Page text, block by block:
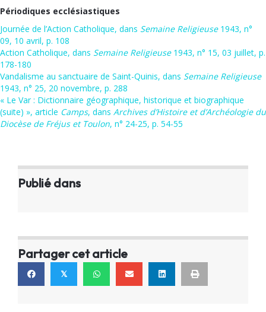
Périodiques ecclésiastiques
Journée de l’Action Catholique, dans Semaine Religieuse1943, n°
09, 10 avril, p. 108
Action Catholique, dans Semaine Religieuse1943, n° 15, 03 juillet, p.
178-180
Vandalisme au sanctuaire de Saint-Quinis, dans Semaine Religieuse
1943, n° 25, 20 novembre, p. 288
« Le Var : Dictionnaire géographique, historique et biographique
(suite) », article Camps, dans Archives d’Histoire et d’Archéologie du
Diocèse de Fréjus et Toulon, n° 24-25, p. 54-55
Publié dans
Partager cet article
𝕏